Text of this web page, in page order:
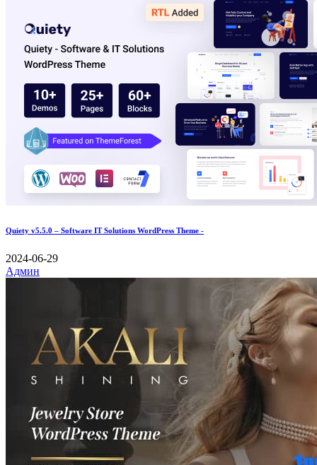
Quiety v5.5.0 – Software IT Solutions WordPress Theme -
2024-06-29
Админ